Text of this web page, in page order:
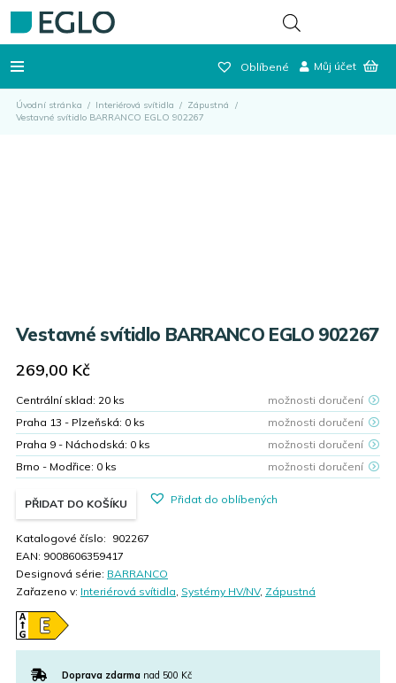
Oblíbené Můj účet
Úvodní stránka / Interiérová svítidla / Zápustná
/
Vestavné svítidlo BARRANCO EGLO 902267
Vestavné svítidlo BARRANCO EGLO 902267
269,00 Kč
Centrální sklad: 20 ks
možnosti doručení
Praha 13 - Plzeňská: 0 ks
možnosti doručení
Praha 9 - Náchodská: 0 ks
možnosti doručení
Brno - Modřice: 0 ks možnosti doručení
PŘIDAT DO KOŠÍKU Přidat do oblíbených
Katalogové číslo: 902267
EAN: 9008606359417
Designová série: BARRANCO
Zařazeno v: Interiérová svítidla, Systémy HV/NV, Zápustná
Doprava zdarma nad 500 Kč